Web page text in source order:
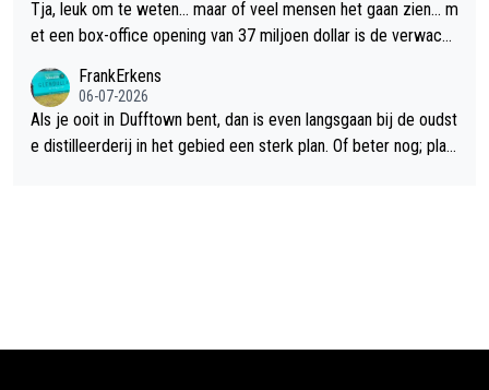
Tja, leuk om te weten... maar of veel mensen het gaan zien... m
et een box-office opening van 37 miljoen dollar is de verwacht
FrankErkens
06-07-2026
Als je ooit in Dufftown bent, dan is even langsgaan bij de oudst
e distilleerderij in het gebied een sterk plan. Of beter nog; plan